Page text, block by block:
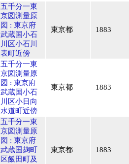
五千分一東
京図測量原
図 : 東京府
武蔵国小石
川区小石川
表町近傍
東京都 1883
五千分一東
京図測量原
図 : 東京府
武蔵国小石
川区小日向
水道町近傍
東京都 1883
五千分一東
京図測量原
図 : 東京府
武蔵国麹町
区飯田町及
東京都 1883